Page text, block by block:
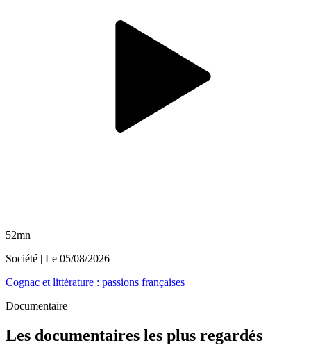
52mn
Société | Le 05/08/2026
Cognac et littérature : passions françaises
Documentaire
Les documentaires les plus regardés